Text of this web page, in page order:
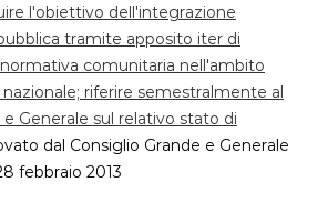
l'obiettivo dell'integrazione
tramite apposito iter di
comunitaria nell'ambito
riferire semestralmente al
e Generale sul relativo stato di
dal Consiglio Grande e Generale
febbraio 2013